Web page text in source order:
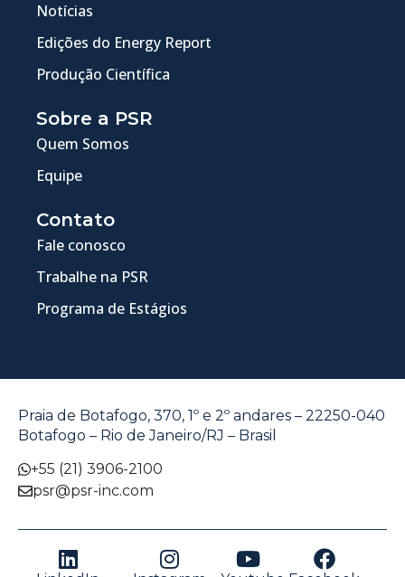
Notícias
Edições do Energy Report
Produção Científica
Sobre a PSR
Quem Somos
Equipe
Contato
Fale conosco
Trabalhe na PSR
Programa de Estágios
Praia de Botafogo, 370, 1º e 2º andares – 22250-040
Botafogo – Rio de Janeiro/RJ – Brasil
+55 (21) 3906-2100
psr@psr-inc.com